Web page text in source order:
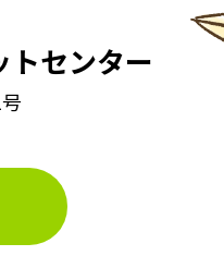
トセンター